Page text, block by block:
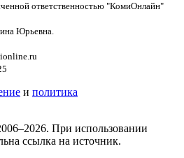
ответственностью "КомиОнлайн"
Юрьевна.
и политика
При использовании
ссылка на источник.